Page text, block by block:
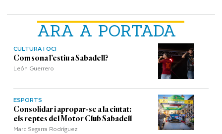
ARA A PORTADA
CULTURA I OCI
Com sona l’estiu a Sabadell?
León Guerrero
ESPORTS
Consolidar i apropar-se a la ciutat:
els reptes del Motor Club Sabadell
Marc Segarra Rodríguez